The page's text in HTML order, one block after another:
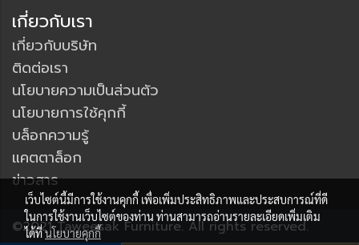
เกี่ยวกับเรา
เกี่ยวกับบริษัท
ติดต่อเรา
นโยบายความเป็นส่วนตัว
นโยบายการใช้คุกกี้
บล็อกความรู้
แคตตาล็อก
ข่าวสาร
©2021 Taweesak Furniture. All rights reserved.
เว็บไซต์นี้มีการใช้งานคุกกี้ เพื่อเพิ่มประสิทธิภาพและประสบการณ์ที่ดี
ในการใช้งานเว็บไซต์ของท่าน ท่านสามารถอ่านรายละเอียดเพิ่มเติม
ได้ที่นโยบายคุกกี้